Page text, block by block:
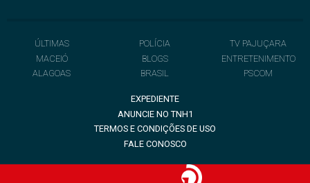
ÚLTIMAS
MACEIÓ
ALAGOAS
POLÍCIA
BLOGS
BRASIL
TV PAJUÇARA
ENTRETENIMENTO
PSCOM
EXPEDIENTE
ANUNCIE NO TNH1
TERMOS E CONDIÇÕES DE USO
FALE CONOSCO